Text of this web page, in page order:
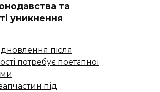
та
уникнення
після
потребує поетапної
під